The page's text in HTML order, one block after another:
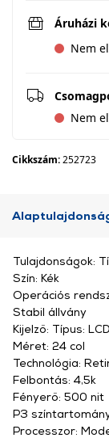
Áruházi
Nem
Nem
Cikkszám:252723
Tulajdonságok:
Szín: Kék
Operációs
Stabil állvány
Kijelző: Típus:
Méret: 24 col
Technológia:
Felbontás: 4,5k
Fényerő: 500 nit
P3
Processzor: